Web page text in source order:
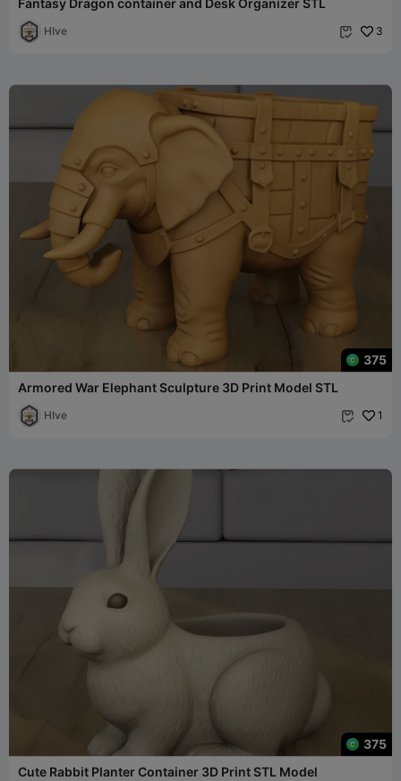
Fantasy Dragon container and Desk Organizer STL
HIve  3
375
Armored War Elephant Sculpture 3D Print Model STL
HIve  1
375
Cute Rabbit Planter Container 3D Print STL Model